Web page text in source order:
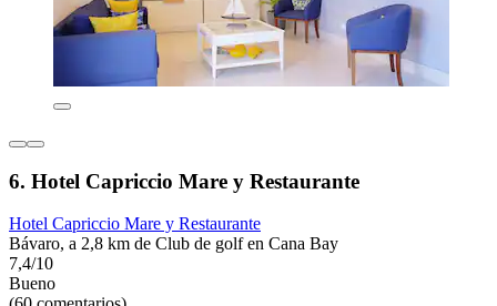
6. Hotel Capriccio Mare y Restaurante
Hotel Capriccio Mare y Restaurante
Bávaro, a 2,8 km de Club de golf en Cana Bay
7,4/10
Bueno